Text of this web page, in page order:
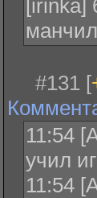
[irinka]
#131 [
11:54
учил
11:54